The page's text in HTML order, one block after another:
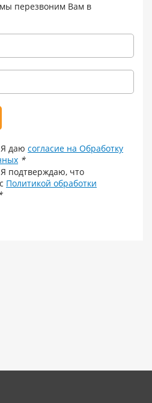
перезвоним Вам в
даю согласие на Обработку
*
подтверждаю, что
Политикой обработки